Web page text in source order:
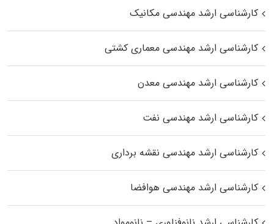
کارشناسی ارشد مهندسی مکانیک
کارشناسی ارشد مهندسی معماری کشتی
کارشناسی ارشد مهندسی معدن
کارشناسی ارشد مهندسی نفت
کارشناسی ارشد مهندسی نقشه برداری
کارشناسی ارشد مهندسی هوافضا